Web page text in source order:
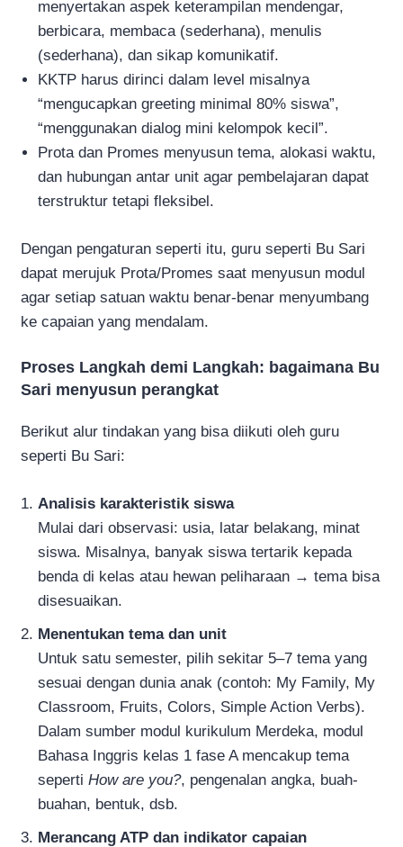
menyertakan aspek keterampilan mendengar,
berbicara, membaca (sederhana), menulis
(sederhana), dan sikap komunikatif.
KKTP harus dirinci dalam level misalnya
“mengucapkan greeting minimal 80% siswa”,
“menggunakan dialog mini kelompok kecil”.
Prota dan Promes menyusun tema, alokasi waktu,
dan hubungan antar unit agar pembelajaran dapat
terstruktur tetapi fleksibel.
Dengan pengaturan seperti itu, guru seperti Bu Sari
dapat merujuk Prota/Promes saat menyusun modul
agar setiap satuan waktu benar-benar menyumbang
ke capaian yang mendalam.
Proses Langkah demi Langkah: bagaimana Bu
Sari menyusun perangkat
Berikut alur tindakan yang bisa diikuti oleh guru
seperti Bu Sari:
Analisis karakteristik siswa
Mulai dari observasi: usia, latar belakang, minat
siswa. Misalnya, banyak siswa tertarik kepada
benda di kelas atau hewan peliharaan → tema bisa
disesuaikan.
Menentukan tema dan unit
Untuk satu semester, pilih sekitar 5–7 tema yang
sesuai dengan dunia anak (contoh: My Family, My
Classroom, Fruits, Colors, Simple Action Verbs).
Dalam sumber modul kurikulum Merdeka, modul
Bahasa Inggris kelas 1 fase A mencakup tema
sepertiHow are you?, pengenalan angka, buah-
buahan, bentuk, dsb.
Merancang ATP dan indikator capaian